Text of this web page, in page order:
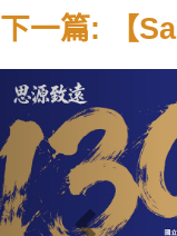
下一篇: 【
Previous